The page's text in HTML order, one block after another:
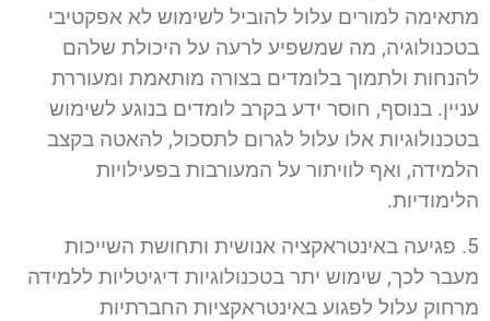
מתאימה למורים עלול להוביל לשימוש לא אפקטיבי
בטכנולוגיה, מה שמשפיע לרעה על היכולת שלהם
להנחות ולתמוך בלומדים בצורה מותאמת ומעוררת
עניין. בנוסף, חוסר ידע בקרב לומדים בנוגע לשימוש
בטכנולוגיות אלו עלול לגרום לתסכול, להאטה בקצב
הלמידה, ואף לוויתור על המעורבות בפעילויות
הלימודיות.
5. פגיעה באינטראקציה אנושית ותחושת השייכות
מעבר לכך, שימוש יתר בטכנולוגיות דיגיטליות ללמידה
מרחוק עלול לפגוע באינטראקציות החברתיות